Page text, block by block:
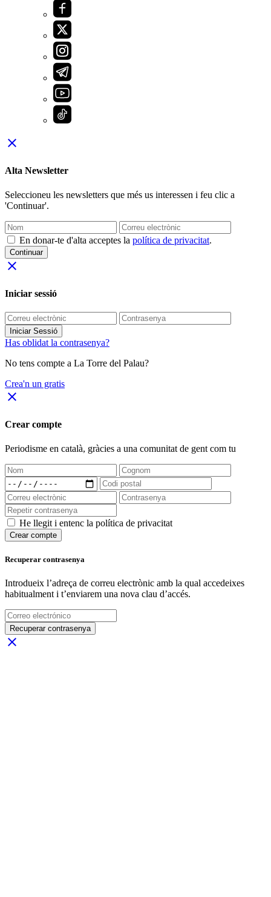
close
Alta Newsletter
Seleccioneu les newsletters que més us interessen i feu clic a
'Continuar'.
En donar-te d'alta acceptes la política de privacitat.
Continuar
close
Iniciar sessió
Iniciar Sessió
Has oblidat la contrasenya?
No tens compte a La Torre del Palau?
Crea'n un gratis
close
Crear compte
Periodisme en català, gràcies a una comunitat de gent com tu
He llegit i entenc la política de privacitat
Crear compte
Recuperar contrasenya
Introdueix l’adreça de correu electrònic amb la qual accedeixes
habitualment i t’enviarem una nova clau d’accés.
Recuperar contrasenya
close